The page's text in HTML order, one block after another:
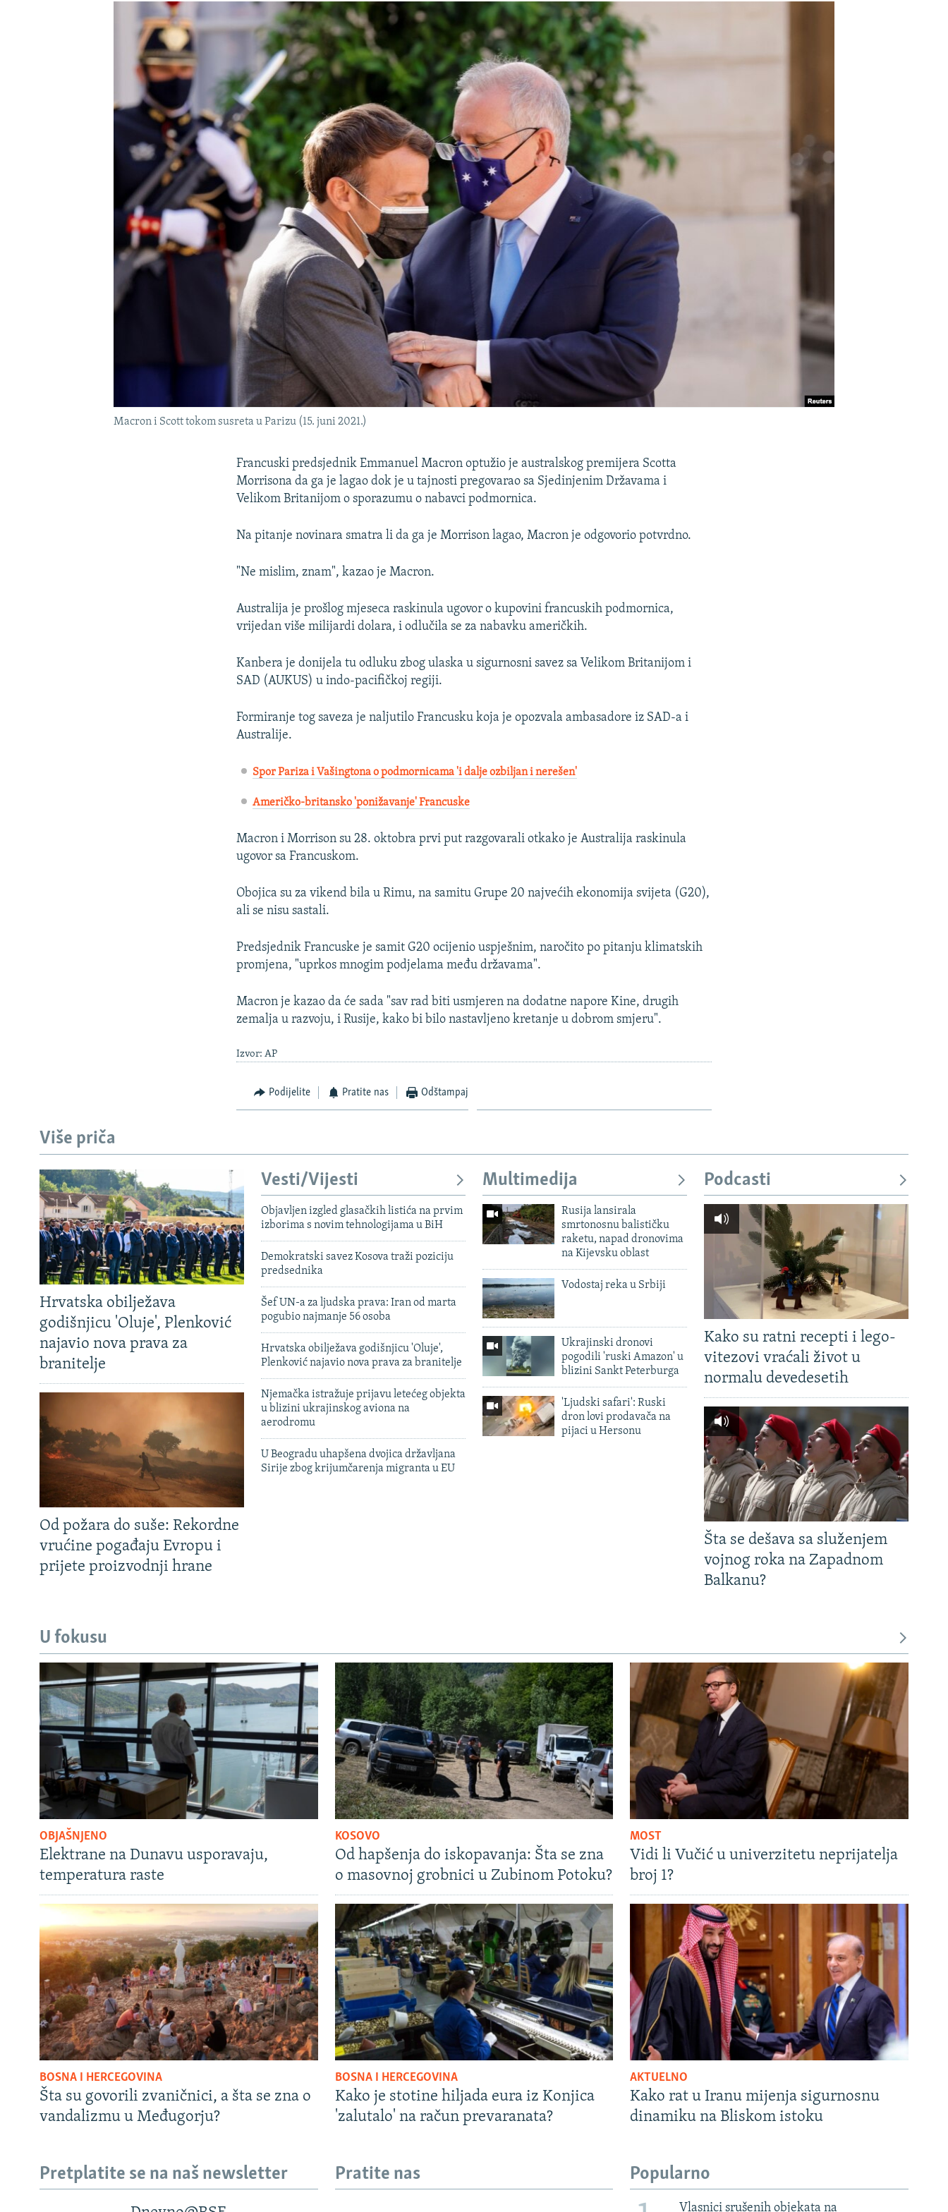
GENOCID U SREBRENICI
TRI DECENIJE OD RATA U BIH
NASTANAK I RASPAD JUGOSLAVIJE
Macron i Scott tokom susreta u Parizu (15. juni 2021.)
Francuski predsjednik Emmanuel Macron optužio je australskog premijera Scotta
Morrisona da ga je lagao dok je u tajnosti pregovarao sa Sjedinjenim Državama i
Velikom Britanijom o sporazumu o nabavci podmornica.
Na pitanje novinara smatra li da ga je Morrison lagao, Macron je odgovorio potvrdno.
"Ne mislim, znam", kazao je Macron.
Australija je prošlog mjeseca raskinula ugovor o kupovini francuskih podmornica,
vrijedan više milijardi dolara, i odlučila se za nabavku američkih.
Kanbera je donijela tu odluku zbog ulaska u sigurnosni savez sa Velikom Britanijom i
SAD (AUKUS) u indo-pacifičkoj regiji.
Formiranje tog saveza je naljutilo Francusku koja je opozvala ambasadore iz SAD-a i
Australije.
Spor Pariza i Vašingtona o podmornicama 'i dalje ozbiljan i nerešen'
Američko-britansko 'ponižavanje' Francuske
Macron i Morrison su 28. oktobra prvi put razgovarali otkako je Australija raskinula
ugovor sa Francuskom.
Obojica su za vikend bila u Rimu, na samitu Grupe 20 najvećih ekonomija svijeta (G20),
ali se nisu sastali.
Predsjednik Francuske je samit G20 ocijenio uspješnim, naročito po pitanju klimatskih
promjena, "uprkos mnogim podjelama među državama".
Macron je kazao da će sada "sav rad biti usmjeren na dodatne napore Kine, drugih
zemalja u razvoju, i Rusije, kako bi bilo nastavljeno kretanje u dobrom smjeru".
Izvor: AP
Podijelite Pratite nas Odštampaj
Više priča
Hrvatska obilježava
godišnjicu 'Oluje', Plenković
najavio nova prava za
branitelje
Od požara do suše: Rekordne
vrućine pogađaju Evropu i
prijete proizvodnji hrane
Vesti/Vijesti
Objavljen izgled glasačkih listića na prvim
izborima s novim tehnologijama u BiH
Demokratski savez Kosova traži poziciju
predsednika
Šef UN-a za ljudska prava: Iran od marta
pogubio najmanje 56 osoba
Hrvatska obilježava godišnjicu 'Oluje',
Plenković najavio nova prava za branitelje
Njemačka istražuje prijavu letećeg objekta
u blizini ukrajinskog aviona na
aerodromu
U Beogradu uhapšena dvojica državljana
Sirije zbog krijumčarenja migranta u EU
Multimedija
Rusija lansirala
smrtonosnu balističku
raketu, napad dronovima
na Kijevsku oblast
Vodostaj reka u Srbiji
Ukrajinski dronovi
pogodili 'ruski Amazon' u
blizini Sankt Peterburga
'Ljudski safari': Ruski
dron lovi prodavača na
pijaci u Hersonu
Podcasti
Kako su ratni recepti i lego-
vitezovi vraćali život u
normalu devedesetih
Šta se dešava sa služenjem
vojnog roka na Zapadnom
Balkanu?
U fokusu
OBJAŠNJENO
Elektrane na Dunavu usporavaju,
temperatura raste
KOSOVO
Od hapšenja do iskopavanja: Šta se zna
o masovnoj grobnici u Zubinom Potoku?
MOST
Vidi li Vučić u univerzitetu neprijatelja
broj 1?
BOSNA I HERCEGOVINA
Šta su govorili zvaničnici, a šta se zna o
vandalizmu u Međugorju?
BOSNA I HERCEGOVINA
Kako je stotine hiljada eura iz Konjica
'zalutalo' na račun prevaranata?
AKTUELNO
Kako rat u Iranu mijenja sigurnosnu
dinamiku na Bliskom istoku
Pretplatite se na naš newsletter Pratite nas Popularno
Vlasnici srušenih objekata na